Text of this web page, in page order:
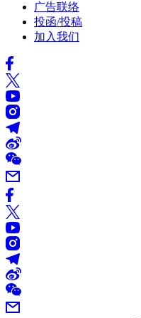
广告联络
投函/投稿
加入我们